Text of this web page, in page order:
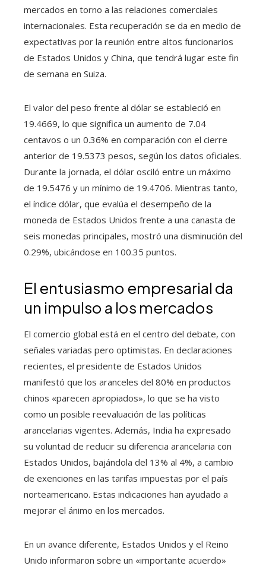
mercados en torno a las relaciones comerciales
internacionales. Esta recuperación se da en medio de
expectativas por la reunión entre altos funcionarios
de Estados Unidos y China, que tendrá lugar este fin
de semana en Suiza.
El valor del peso frente al dólar se estableció en
19.4669, lo que significa un aumento de 7.04
centavos o un 0.36% en comparación con el cierre
anterior de 19.5373 pesos, según los datos oficiales.
Durante la jornada, el dólar osciló entre un máximo
de 19.5476 y un mínimo de 19.4706. Mientras tanto,
el índice dólar, que evalúa el desempeño de la
moneda de Estados Unidos frente a una canasta de
seis monedas principales, mostró una disminución del
0.29%, ubicándose en 100.35 puntos.
El entusiasmo empresarial da
un impulso a los mercados
El comercio global está en el centro del debate, con
señales variadas pero optimistas. En declaraciones
recientes, el presidente de Estados Unidos
manifestó que los aranceles del 80% en productos
chinos «parecen apropiados», lo que se ha visto
como un posible reevaluación de las políticas
arancelarias vigentes. Además, India ha expresado
su voluntad de reducir su diferencia arancelaria con
Estados Unidos, bajándola del 13% al 4%, a cambio
de exenciones en las tarifas impuestas por el país
norteamericano. Estas indicaciones han ayudado a
mejorar el ánimo en los mercados.
En un avance diferente, Estados Unidos y el Reino
Unido informaron sobre un «importante acuerdo»